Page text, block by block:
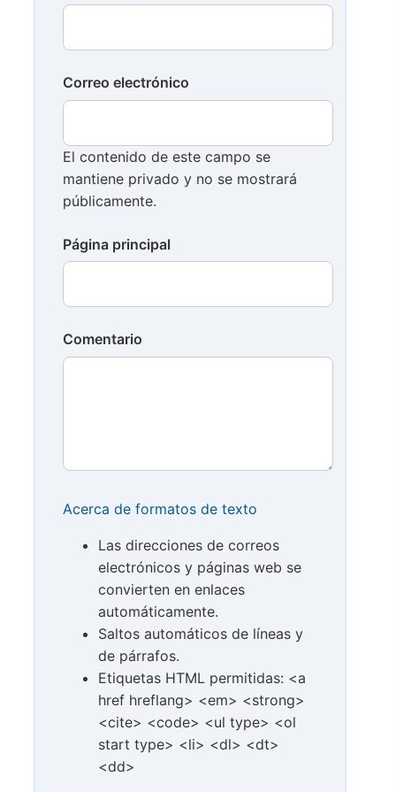
Correo electrónico
El contenido de este campo se
mantiene privado y no se mostrará
públicamente.
Página principal
Comentario
Acerca de formatos de texto
Las direcciones de correos
electrónicos y páginas web se
convierten en enlaces
automáticamente.
Saltos automáticos de líneas y
de párrafos.
Etiquetas HTML permitidas: <a
href hreflang> <em> <strong>
<cite> <code> <ul type> <ol
start type> <li> <dl> <dt>
<dd>